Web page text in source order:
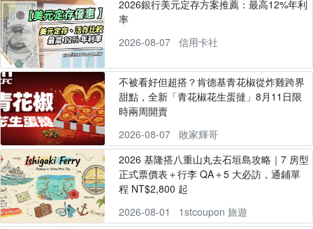
2026銀行美元定存方案推薦：最高12%年利
率
2026-08-07
信用卡社
不被看好但超搭？肯德基青花椒從炸雞跨界
甜點，全新「青花椒花生蛋撻」8月11日限
時兩周開賣
2026-08-07
敗家輝哥
2026 基隆搭八重山丸去石垣島攻略｜7 房型
正式票價表＋行李 QA＋5 大必訪，通鋪單
程 NT$2,800 起
2026-08-01
1stcoupon 旅遊